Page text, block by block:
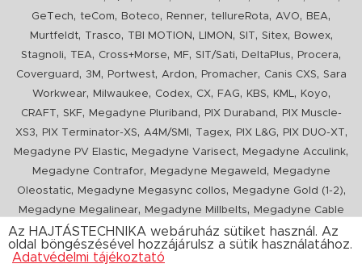
GeTech, teCom, Boteco, Renner, tellureRota, AVO, BEA,
Murtfeldt, Trasco, TBI MOTION , LIMON , SIT, Sitex, Bowex,
Stagnoli, TEA, Cross+Morse, MF, SIT/Sati, DeltaPlus, Procera,
Coverguard , 3M , Portwest, Ardon, Promacher, Canis CXS, Sara
Workwear, Milwaukee, Codex, CX, FAG, KBS, KML, Koyo,
CRAFT, SKF, Megadyne Pluriband , PIX Duraband ,
PIX Muscle-
XS3, PIX Terminator-XS, A4M/SMI , Tagex, PIX L&G, PIX DUO-XT,
Megadyne PV Elastic, Megadyne Varisect, Megadyne Acculink,
Megadyne Contrafor, Megadyne Megaweld ,
Megadyne
Oleostatic, Megadyne Megasync collos, Megadyne Gold (1-2),
Megadyne Megalinear, Megadyne Millbelts,
Megadyne Cable
Pull, PIX X'Ceed,Megadyne Pull Down, Optibelt VB,Mitsuboshi
ConCar,Megadyne Megarib ,PIX HARVESTER,Urgent
Az HAJTÁSTECHNIKA webáruház sütiket használ. Az
oldal böngészésével hozzájárulsz a sütik használatához.
Adatvédelmi tájékoztató